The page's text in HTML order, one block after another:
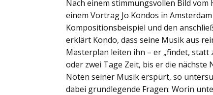
Nach einem stimmungsvollen Bild vom
einem Vortrag Jo Kondos in
Kompositionsbeispiel und den
erklärt Kondo, dass seine Musik aus
Masterplan leiten ihn – er „findet, statt
oder zwei Tage Zeit, bis er die nächste
Noten seiner Musik erspürt, so
dabei grundlegende Fragen: Worin